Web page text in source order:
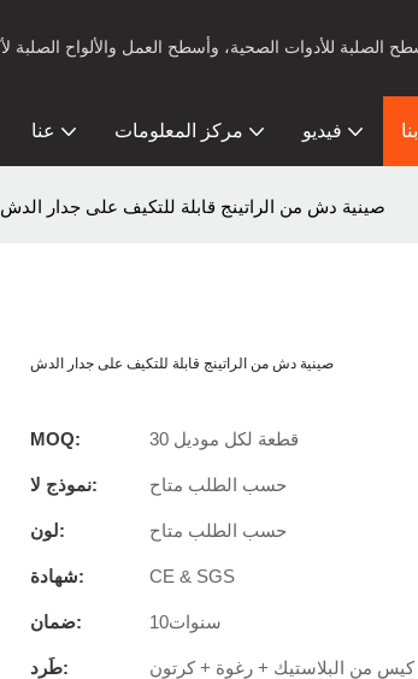
عنا مركز المعلومات فيديو
صينية دش من الراتينج قابلة للتكيف على جدار الدش
صينية دش من الراتينج قابلة للتكيف على جدار الدش
MOQ: 30 قطعة لكل موديل
نموذج لا: حسب الطلب متاح
لون: حسب الطلب متاح
شهادة: CE & SGS
ضمان: سنوات10
طَرد: كيس من البلاستيك + رغوة + كرتون